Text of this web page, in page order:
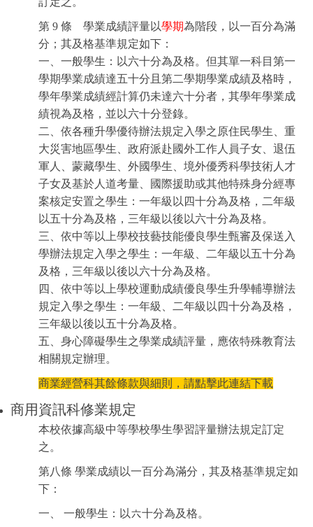
第 9 條 學業成績評量以學期為階段，以一百分為滿
分；其及格基準規定如下：
一、一般學生：以六十分為及格。但其單一科目第一
學期學業成績達五十分且第二學期學業成績及格時，
學年學業成績經計算仍未達六十分者，其學年學業成
績視為及格，並以六十分登錄。
二、依各種升學優待辦法規定入學之原住民學生、重
大災害地區學生、政府派赴國外工作人員子女、退伍
軍人、蒙藏學生、外國學生、境外優秀科學技術人才
子女及基於人道考量、國際援助或其他特殊身分經專
案核定安置之學生：一年級以四十分為及格，二年級
以五十分為及格，三年級以後以六十分為及格。
三、依中等以上學校技藝技能優良學生甄審及保送入
學辦法規定入學之學生：一年級、二年級以五十分為
及格，三年級以後以六十分為及格。
四、依中等以上學校運動成績優良學生升學輔導辦法
規定入學之學生：一年級、二年級以四十分為及格，
三年級以後以五十分為及格。
五、身心障礙學生之學業成績評量，應依特殊教育法
相關規定辦理。
商業經營科其餘條款與細則，請點擊此連結下載
商用資訊科修業規定
本校依據高級中等學校學生學習評量辦法規定訂定
之。
第八條 學業成績以一百分為滿分，其及格基準規定如
下：
一、 一般學生：以六十分為及格。